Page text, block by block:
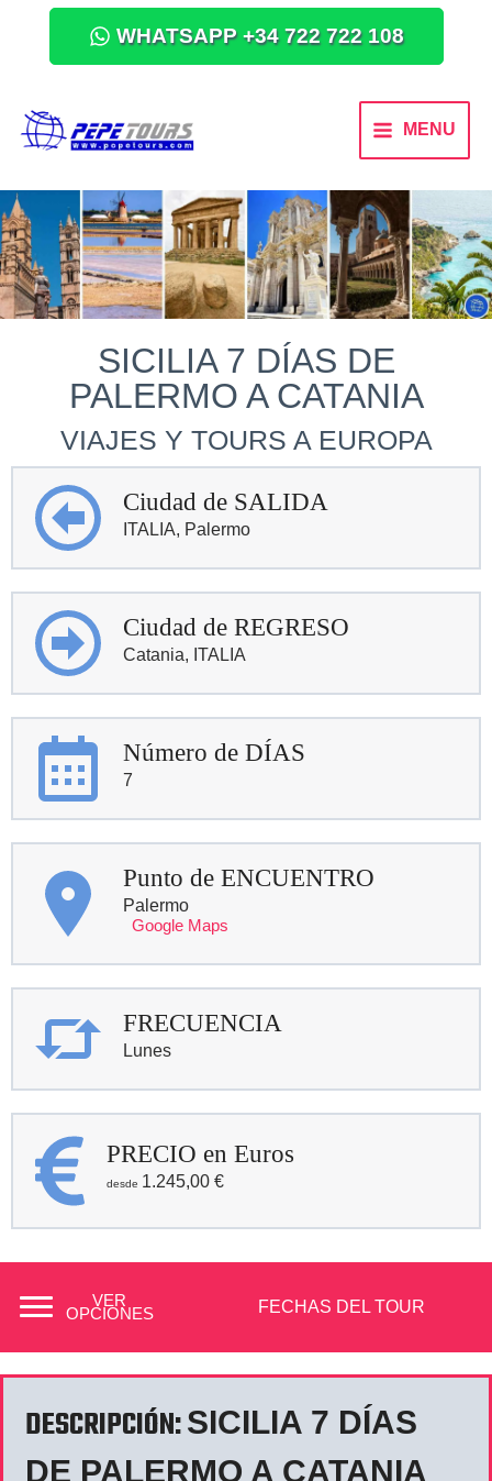
WHATSAPP +34 722 722 108
MENU
SICILIA 7 DÍAS DE
PALERMO A CATANIA
VIAJES Y TOURS A EUROPA
Ciudad de SALIDA
ITALIA, Palermo
Ciudad de REGRESO
Catania, ITALIA
Número de DÍAS
7
Punto de ENCUENTRO
Palermo
Google Maps
FRECUENCIA
Lunes
PRECIO en Euros
1.245,00 €
VER
OPCIONES FECHAS DEL TOUR
DESCRIPCIÓN:SICILIA 7 DÍAS
DE PALERMO A CATANIA